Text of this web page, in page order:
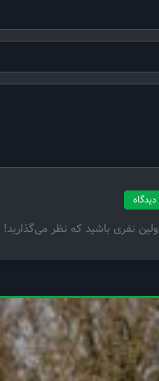
نفری باشید که نظر می‌گذارید!